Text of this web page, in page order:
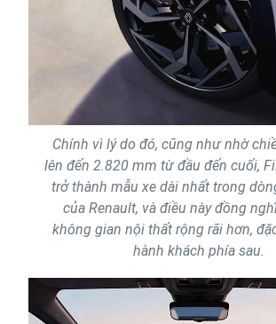
Chính vì lý do đó, cũng như nhờ
lên đến 2.820 mm từ đầu đến cuối,
trở thành mẫu xe dài nhất trong
của Renault, và điều này đồng
không gian nội thất rộng rãi hơn,
hành khách phía sau.